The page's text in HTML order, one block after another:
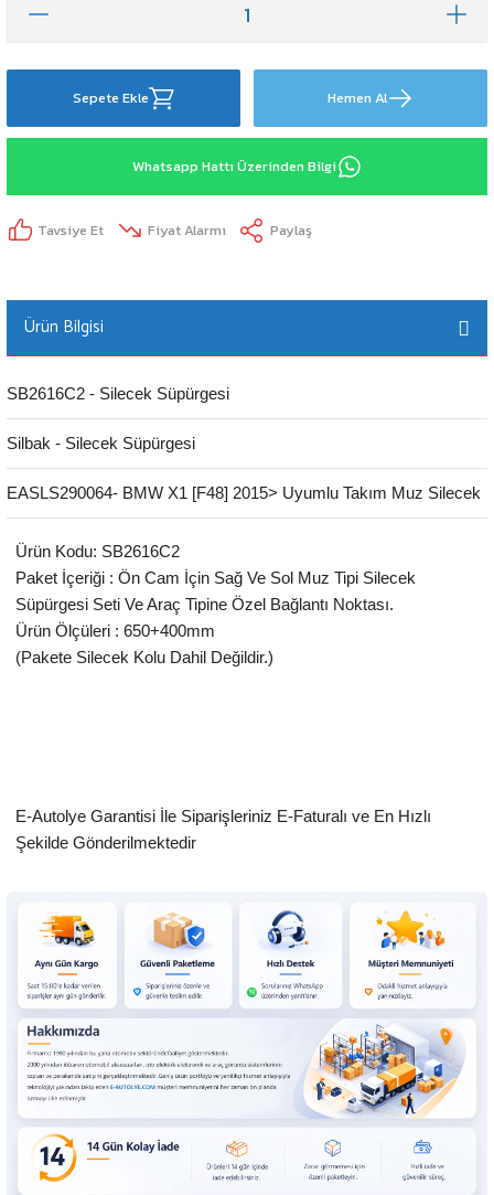
Sepete Ekle Hemen Al
Whatsapp Hattı Üzerinden Bilgi
Tavsiye Et Fiyat Alarmı Paylaş
Ürün Bilgisi
SB2616C2 - Silecek Süpürgesi
Silbak - Silecek Süpürgesi
EASLS290064- BMW X1 [F48] 2015> Uyumlu Takım Muz Silecek
Ürün Kodu: SB2616C2
Paket İçeriği : Ön Cam İçin Sağ Ve Sol Muz Tipi Silecek
Süpürgesi Seti Ve Araç Tipine Özel Bağlantı Noktası.
Ürün Ölçüleri : 650+400mm
(Pakete Silecek Kolu Dahil Değildir.)
E-Autolye Garantisi İle Siparişleriniz E-Faturalı ve En Hızlı
Şekilde Gönderilmektedir